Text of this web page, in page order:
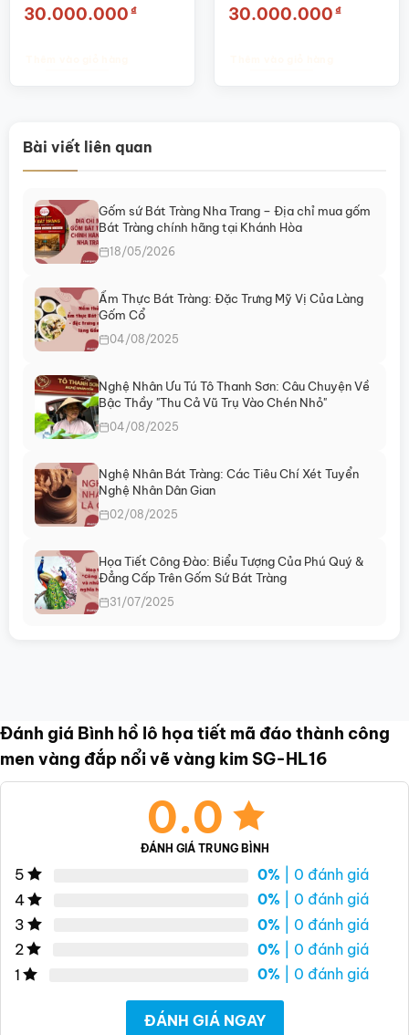
vẽ vàng đắp nổi SG-
HL25
30.000.000 ₫ nổi SG-HL11
30.000.000 ₫
Bài viết liên quan
Gốm sứ Bát Tràng Nha Trang – Địa chỉ mua gốm
Bát Tràng chính hãng tại Khánh Hòa
18/05/2026
Ẩm Thực Bát Tràng: Đặc Trưng Mỹ Vị Của Làng
Gốm Cổ
04/08/2025
Nghệ Nhân Ưu Tú Tô Thanh Sơn: Câu Chuyện Về
Bậc Thầy "Thu Cả Vũ Trụ Vào Chén Nhỏ"
04/08/2025
Nghệ Nhân Bát Tràng: Các Tiêu Chí Xét Tuyển
Nghệ Nhân Dân Gian
02/08/2025
Họa Tiết Công Đào: Biểu Tượng Của Phú Quý &
Đẳng Cấp Trên Gốm Sứ Bát Tràng
31/07/2025
Đánh giá Bình hồ lô họa tiết mã đáo thành công
men vàng đắp nổi vẽ vàng kim SG-HL16
0.0
ĐÁNH GIÁ TRUNG BÌNH
5 0% | 0 đánh giá
4
0% | 0 đánh giá
3
0% | 0 đánh giá
2
0% | 0 đánh giá
1
0% | 0 đánh giá
ĐÁNH GIÁ NGAY